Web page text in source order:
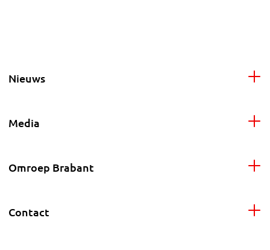
Nieuws
Media
Omroep Brabant
Contact